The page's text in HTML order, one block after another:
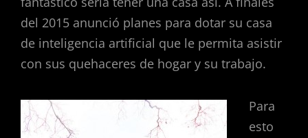
del 2015 anunció planes para dotar su casa
de inteligencia artificial que le permita asistir
con sus quehaceres de hogar y su trabajo.
Para
esto